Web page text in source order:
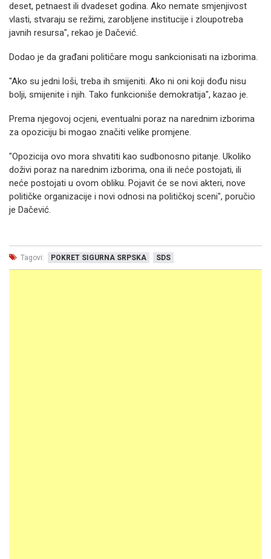
deset, petnaest ili dvadeset godina. Ako nemate smjenjivost
vlasti, stvaraju se režimi, zarobljene institucije i zloupotreba
javnih resursa", rekao je Dačević.
Dodao je da građani političare mogu sankcionisati na izborima.
"Ako su jedni loši, treba ih smijeniti. Ako ni oni koji dođu nisu
bolji, smijenite i njih. Tako funkcioniše demokratija", kazao je.
Prema njegovoj ocjeni, eventualni poraz na narednim izborima
za opoziciju bi mogao značiti velike promjene.
"Opozicija ovo mora shvatiti kao sudbonosno pitanje. Ukoliko
doživi poraz na narednim izborima, ona ili neće postojati, ili
neće postojati u ovom obliku. Pojavit će se novi akteri, nove
političke organizacije i novi odnosi na političkoj sceni", poručio
je Dačević.
Tagovi: POKRET SIGURNA SRPSKA SDS